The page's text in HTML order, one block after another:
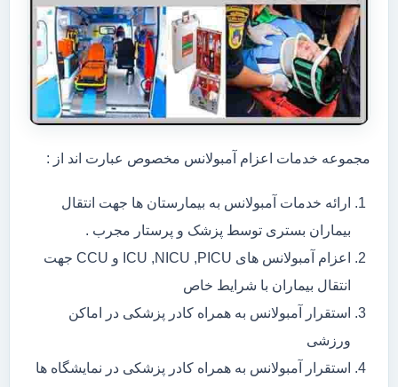
مجموعه خدمات اعزام آمبولانس مخصوص عبارت اند از :
ارائه خدمات آمبولانس به بیمارستان ها جهت انتقال
بیماران بستری توسط پزشک و پرستار مجرب .
اعزام آمبولانس های ICU ,NICU ,PICU و CCU جهت
انتقال بیماران با شرایط خاص
استقرار آمبولانس به همراه کادر پزشکی در اماکن
ورزشی
استقرار آمبولانس به همراه کادر پزشکی در نمایشگاه ها